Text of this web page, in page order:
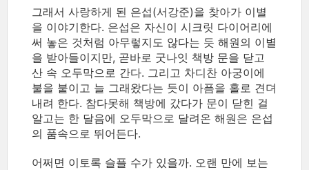
그래서 사랑하게 된 은섭(서강준)을 찾아가 이별
을 이야기한다. 은섭은 자신이 시크릿 다이어리에
써 놓은 것처럼 아무렇지도 않다는 듯 해원의 이별
을 받아들이지만, 곧바로 굿나잇 책방 문을 닫고
산 속 오두막으로 간다. 그리고 차디찬 아궁이에
불을 붙이고 늘 그래왔다는 듯이 아픔을 홀로 견뎌
내려 한다. 참다못해 책방에 갔다가 문이 닫힌 걸
알고는 한 달음에 오두막으로 달려온 해원은 은섭
의 품속으로 뛰어든다.
어쩌면 이토록 슬플 수가 있을까. 오랜 만에 보는